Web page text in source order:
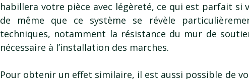
habillera votre pièce avec légèreté, ce qui est parfait si
de même que ce système se révèle
techniques, notamment la résistance du mur de
nécessaire à l’installation des marches.
Pour obtenir un effet similaire, il est aussi possible de